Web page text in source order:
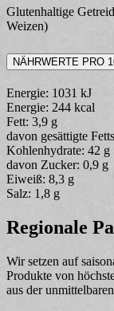
Glutenhaltige
Weizen)
NÄHRWERTE PRO
Energie: 1031 kJ
Energie: 244 kcal
Fett: 3,9 g
davon gesättigte
Kohlenhydrate: 42 g
davon Zucker: 0,9 g
Eiweiß: 8,3 g
Salz: 1,8 g
Regionale
Wir setzen auf
Produkte von
aus der